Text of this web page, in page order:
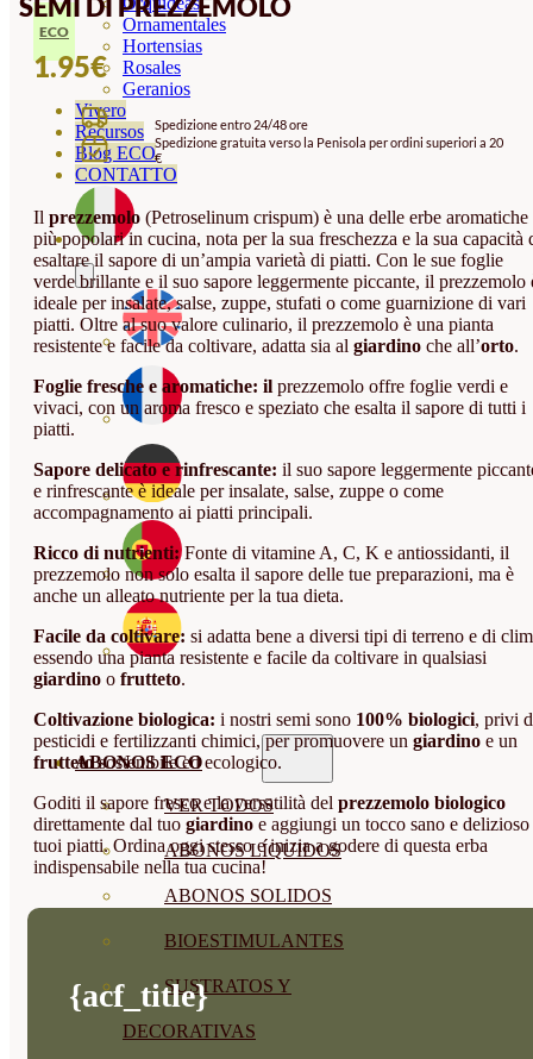
Ornamentales
Hortensias
Rosales
Geranios
Vivero
Recursos
Blog ECO
CONTATTO
ABONOS ECO
VER TODOS
ABONOS LÍQUIDOS
ABONOS SOLIDOS
BIOESTIMULANTES
SUSTRATOS Y
DECORATIVAS
ECO
1.95€
Spedizione entro 24/48 ore
Spedizione gratuita verso la Penisola per ordini superiori a 20
€
Il prezzemolo (Petroselinum crispum) è una delle erbe aromatiche
più popolari in cucina, nota per la sua freschezza e la sua capacità
esaltare il sapore di un’ampia varietà di piatti. Con le sue foglie
verde brillante e il suo sapore leggermente piccante, il prezzemolo
ideale per insalate, salse, zuppe, stufati o come guarnizione di vari
piatti. Oltre al suo valore culinario, il prezzemolo è una pianta
resistente e facile da coltivare, adatta sia al giardino che all’orto.
Foglie fresche e aromatiche: il prezzemolo offre foglie verdi e
vivaci, con un aroma fresco e speziato che esalta il sapore di tutti i
piatti.
Sapore delicato e rinfrescante: il suo sapore leggermente
e rinfrescante è ideale per insalate, salse, zuppe o come
accompagnamento ai piatti principali.
Ricco di nutrienti:Fonte di vitamine A, C, K e antiossidanti, il
prezzemolo non solo esalta il sapore delle tue preparazioni, ma è
anche un alleato nutriente per la tua dieta.
Facile da coltivare: si adatta bene a diversi tipi di terreno e di
essendo una pianta resistente e facile da coltivare in qualsiasi
giardino o frutteto.
Coltivazione biologica: i nostri semi sono 100% biologici, privi
pesticidi e fertilizzanti chimici, per promuovere un giardino e un
fruttetosostenibile ed ecologico.
Goditi il sapore fresco e la versatilità del prezzemolo biologico
direttamente dal tuo giardino e aggiungi un tocco sano e delizioso
tuoi piatti. Ordina oggi stesso e inizia a godere di questa erba
indispensabile nella tua cucina!
{acf_title}